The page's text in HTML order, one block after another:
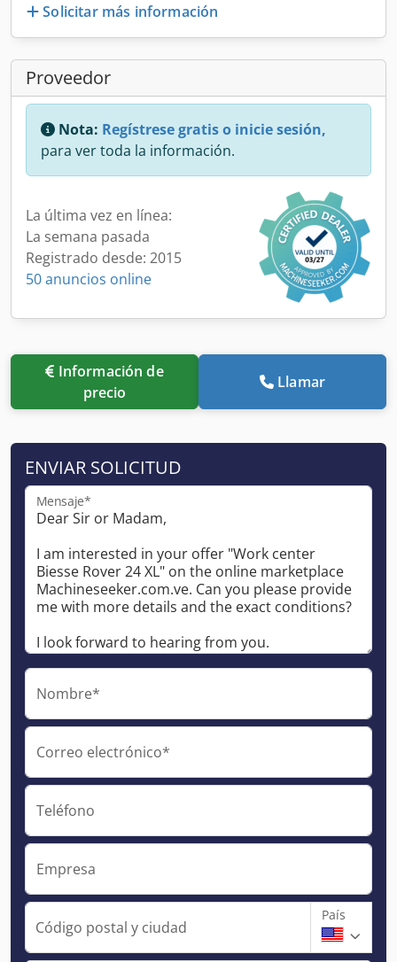
Solicitar más información
Proveedor
Nota: Regístrese gratis o inicie sesión,
para ver toda la información.
La última vez en línea:
La semana pasada
Registrado desde: 2015
50 anuncios online
precio
Llamar
ENVIAR SOLICITUD
Mensaje*
Nombre*
Correo electrónico*
Teléfono
Empresa
Código postal y ciudad
País